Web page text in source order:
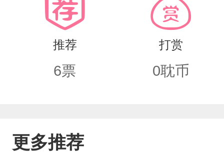
推荐
6票
打赏
0耽币
更多推荐